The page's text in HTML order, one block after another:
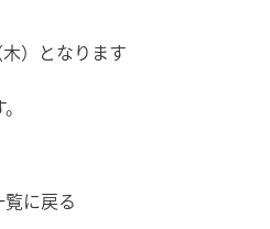
HEADSPA
）となります
覧に戻る